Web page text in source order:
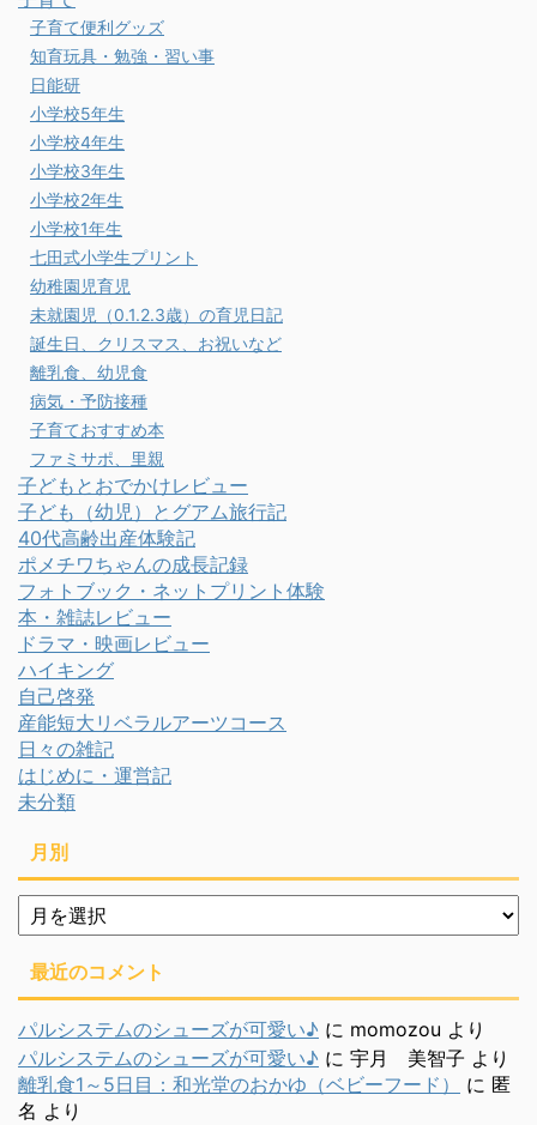
子育て便利グッズ
知育玩具・勉強・習い事
日能研
小学校5年生
小学校4年生
小学校3年生
小学校2年生
小学校1年生
七田式小学生プリント
幼稚園児育児
未就園児（0.1.2.3歳）の育児日記
誕生日、クリスマス、お祝いなど
離乳食、幼児食
病気・予防接種
子育ておすすめ本
ファミサポ、里親
子どもとおでかけレビュー
子ども（幼児）とグアム旅行記
40代高齢出産体験記
ポメチワちゃんの成長記録
フォトブック・ネットプリント体験
本・雑誌レビュー
ドラマ・映画レビュー
ハイキング
自己啓発
産能短大リベラルアーツコース
日々の雑記
はじめに・運営記
未分類
月別
月
別
最近のコメント
パルシステムのシューズが可愛い♪ に momozou より
パルシステムのシューズが可愛い♪ に 宇月 美智子 より
離乳食1～5日目：和光堂のおかゆ（ベビーフード）
に 匿
名 より